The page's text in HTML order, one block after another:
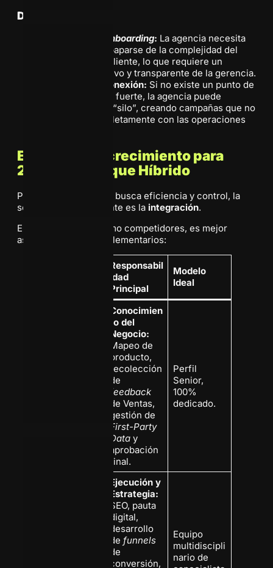
Desafíos:
Onboarding: La agencia necesita
tiempo para empaparse de la complejidad del
sector B2B del cliente, lo que requiere un
compromiso activo y transparente de la gerencia.
Riesgo de desconexión: Si no existe un punto de
contacto interno fuerte, la agencia puede
funcionar en un “silo”, creando campañas que no
se alinean completamente con las operaciones
El modelo de crecimiento para
2026: El Enfoque Híbrido
Para la PyME B2B que busca eficiencia y control, la
solución más inteligente es la integración.
En lugar de verlos como competidores, es mejor
asignarles roles complementarios:
Responsabil
idad
Principal
Modelo
Ideal
Conocimien
to del
Negocio:
Mapeo de
producto,
recolección
de
feedback
de Ventas,
gestión de
First-Party
Datay
aprobación
final.
Perfil
Senior,
100%
dedicado.
Ejecución y
Estrategia:
SEO, pauta
digital,
desarrollo
de funnels
de
conversión,
Equipo
multidiscipli
nario de